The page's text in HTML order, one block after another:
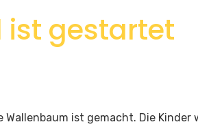
ist gestartet
ist gemacht. Die